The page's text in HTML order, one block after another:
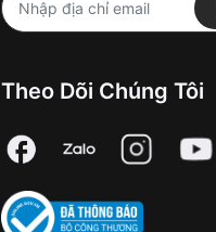
Theo Dõi Chúng Tôi